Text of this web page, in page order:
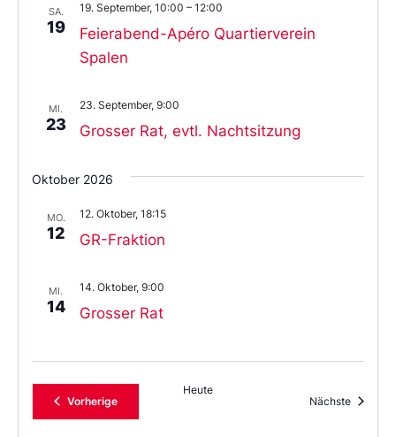
SA.
19
Feierabend-Apéro Quartierverein
Spalen
19. September, 10:00 – 12:00
MI.
23 Grosser Rat, evtl. Nachtsitzung
23. September, 9:00
Oktober 2026
MO.
12 GR-Fraktion
12. Oktober, 18:15
MI.
14 Grosser Rat
14. Oktober, 9:00
VorherigeVeranstaltungen
Heute
Nächste